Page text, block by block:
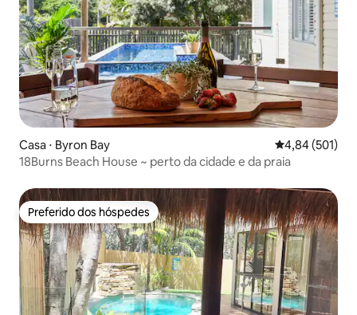
Casa ⋅ Byron Bay 4,84 de uma
4,84 (501)
18Burns Beach House ~ perto da cidade e da praia
Preferido dos hóspedes
Preferido dos hóspedes